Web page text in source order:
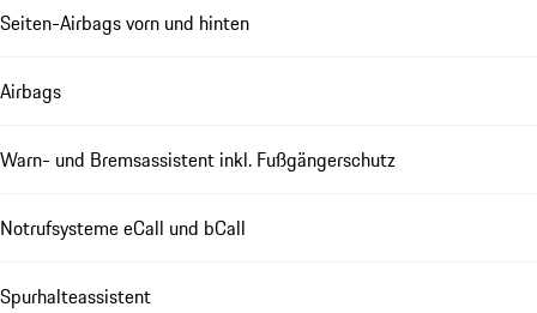
Seiten-Airbags vorn und hinten
Airbags
Warn- und Bremsassistent inkl. Fußgängerschutz
Notrufsysteme eCall und bCall
Spurhalteassistent